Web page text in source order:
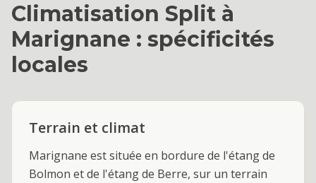
Climatisation Split à
Marignane : spécificités
locales
Terrain et climat
Marignane est située en bordure de l'étang de
Bolmon et de l'étang de Berre, sur un terrain